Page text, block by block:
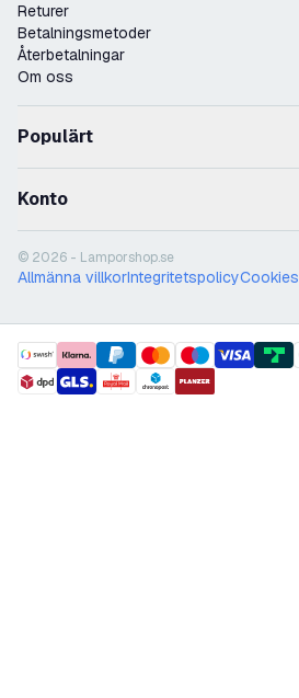
Returer
Betalningsmetoder
Återbetalningar
Om oss
Populärt
Konto
© 2026 - Lamporshop.se
Allmänna villkorIntegritetspolicyCookies
payment methods
shipment methods